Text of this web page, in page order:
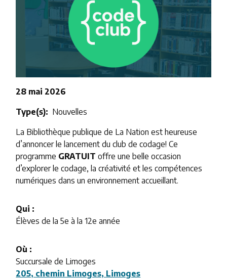
28 mai 2026
Type(s)
Nouvelles
La Bibliothèque publique de La Nation est heureuse
d’annoncer le lancement du club de codage! Ce
programme GRATUIToffre une belle occasion
d’explorer le codage, la créativité et les compétences
numériques dans un environnement accueillant.
Qui :
Élèves de la 5e à la 12e année
Où :
Succursale de Limoges
205, chemin Limoges, Limoges